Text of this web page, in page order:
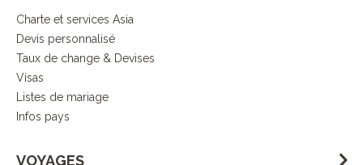
Charte et services Asia
Devis personnalisé
Taux de change & Devises
Visas
Listes de mariage
Infos pays
VOYAGES